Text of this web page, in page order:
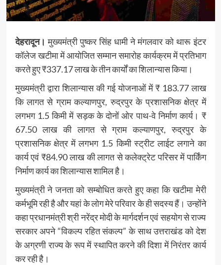
देहरादून। मुख्यमंत्री पुष्कर सिंह धामी ने मंगलवार को थारू इंटर
कॉलेज खटीमा में आयोजित सम्मान समारोह कार्यक्रम में प्रतिभाग
करते हुए ₹337.17 लाख के तीन कार्यों का शिलान्यास किया।
मुख्यमंत्री द्वारा शिलान्यास की गई योजनाओं में ₹ 183.77 लाख
कि लागत से ग्राम कल्याणपुर, रुद्रपुर के प्रशासनिक क्षेत्र में
लगभग 1.5 किमी में सड़क के दोनों ओर पाथ-वे निर्माण कार्य। ₹
67.50 लाख की लागत से ग्राम कल्याणपुर, रुद्रपुर के
प्रशासनिक क्षेत्र में लगभग 1.5 किमी स्ट्रीट लाईट लगाने का
कार्य एवं ₹84.90 लाख की लागत से कलेक्ट्रेट परिसर में पार्किंग
निर्माण कार्य का शिलान्यास शामिल है।
मुख्यमंत्री ने जनता को सम्बोधित करते हुए कहा कि खटीमा मेरी
कर्मभूमि रही है और यहां के लोग मेरे परिवार के ही सदस्य हैं। उन्होंने
कहा प्रधानमंत्री श्री नरेंद्र मोदी के मार्गदर्शन एवं सहयोग से राज्य
सरकार अपने “विकल्प रहित संकल्प” के साथ उत्तराखंड को देश
के अग्रणी राज्य के रूप में स्थापित करने की दिशा में निरंतर कार्य
कर रही है।